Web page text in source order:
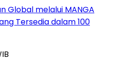
Global melalui MANGA
Tersedia dalam 100